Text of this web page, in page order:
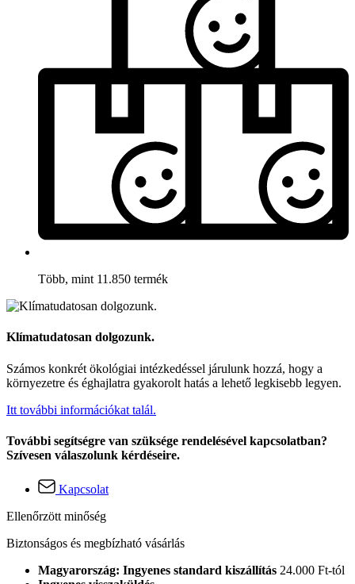
Több, mint 11.850 termék
Klímatudatosan dolgozunk.
Számos konkrét ökológiai intézkedéssel járulunk hozzá, hogy a
környezetre és éghajlatra gyakorolt hatás a lehető legkisebb legyen.
Itt további információkat talál.
További segítségre van szüksége rendelésével kapcsolatban?
Szívesen válaszolunk kérdéseire.
Kapcsolat
Ellenőrzött minőség
Biztonságos és megbízható vásárlás
Magyarország: Ingyenes standard kiszállítás 24.000 Ft-tól